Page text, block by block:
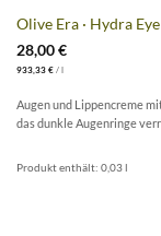
Olive Era · Hydra
28,00€
933,33 €/ l
Augen und Lippencreme
das dunkle Augenringe
Produkt enthält: 0,03l